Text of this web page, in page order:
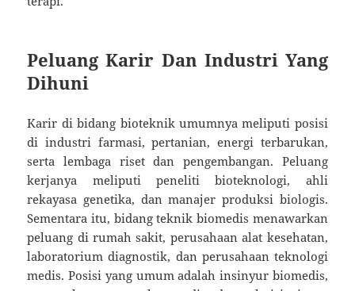
Peluang Karir Dan Industri Yang
Dihuni
Karir di bidang bioteknik umumnya meliputi posisi
di industri farmasi, pertanian, energi terbarukan,
serta lembaga riset dan pengembangan. Peluang
kerjanya meliputi peneliti bioteknologi, ahli
rekayasa genetika, dan manajer produksi biologis.
Sementara itu, bidang teknik biomedis menawarkan
peluang di rumah sakit, perusahaan alat kesehatan,
laboratorium diagnostik, dan perusahaan teknologi
medis. Posisi yang umum adalah insinyur biomedis,